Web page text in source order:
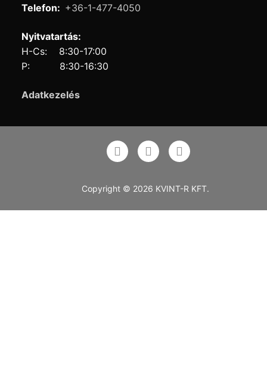
Telefon: +36-1-477-4050
Nyitvatartás:
H-Cs: 8:30-17:00
P: 8:30-16:30
Adatkezelés
Copyright © 2026 KVINT-R KFT.